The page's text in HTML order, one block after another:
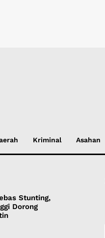
Kriminal Asahan
Stunting,
Dorong